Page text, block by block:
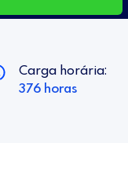
Carga horária:
376 horas